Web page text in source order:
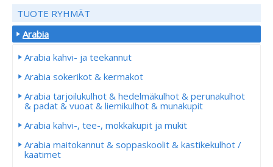
TUOTE RYHMÄT
Arabia
Arabia kahvi- ja teekannut
Arabia sokerikot & kermakot
Arabia tarjoilukulhot & hedelmäkulhot & perunakulhot
& padat & vuoat & liemikulhot & munakupit
Arabia kahvi-, tee-, mokkakupit ja mukit
Arabia maitokannut & soppaskoolit & kastikekulhot /
kaatimet